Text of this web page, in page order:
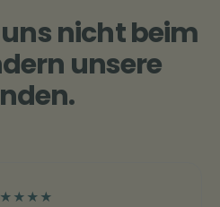
nicht beim
unsere
★ ★ ★ ★